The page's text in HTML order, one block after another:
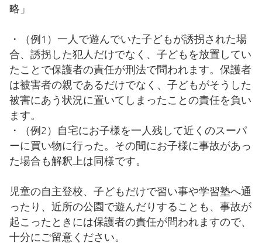
特別配慮
いじめ防止基本方針
退学について
保護者責任
よくある質問
略」
・（例1）一人で遊んでいた子どもが誘拐された場
合、誘拐した犯人だけでなく、子どもを放置してい
たことで保護者の責任が刑法で問われます。保護者
は被害者の親であるだけでなく、子どもがそうした
被害にあう状況に置いてしまったことの責任を負い
ます。
・（例2）自宅にお子様を一人残して近くのスーパ
ーに買い物に行った。その間にお子様に事故があっ
た場合も解釈上は同様です。
児童の自主登校、子どもだけで習い事や学習塾へ通
ったり、近所の公園で遊んだりすることも、事故が
起こったときには保護者の責任が問われますので、
十分にご留意ください。